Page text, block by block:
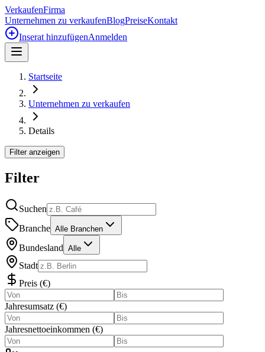
VerkaufenFirma
Unternehmen zu verkaufenBlogPreiseKontakt
Inserat hinzufügenAnmelden
Startseite
Unternehmen zu verkaufen
Details
Filter anzeigen
Filter
Suchen
Branche Alle Branchen
Bundesland Alle
Stadt
Preis (€)
Jahresumsatz (€)
Jahresnettoeinkommen (€)